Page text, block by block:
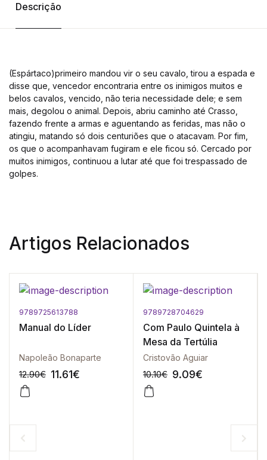
Descrição
(Espártaco)primeiro mandou vir o seu cavalo, tirou a espada e
disse que, vencedor encontraria entre os inimigos muitos e
belos cavalos, vencido, não teria necessidade dele; e sem
mais, degolou o animal. Depois, abriu caminho até Crasso,
fazendo frente a armas e aguentando as feridas, mas não o
atingiu, matando só dois centuriões que o atacavam. Por fim,
os que o acompanhavam fugiram e ele ficou só. Cercado por
muitos inimigos, continuou a lutar até que foi trespassado de
golpes.
Artigos Relacionados
9789725613788
Manual do Líder
Napoleão Bonaparte
12.90€ 11.61€
-10%
9789728704629
Com Paulo Quintela à
Mesa da Tertúlia
Cristovão Aguiar
10.10€ 9.09€